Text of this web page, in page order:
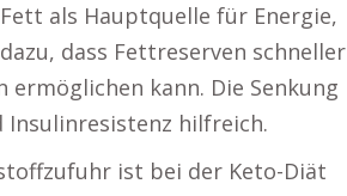
als Hauptquelle für Energie,
dass Fettreserven schneller
kann. Die Senkung
Insulinresistenz hilfreich.
ist bei der Keto-Diät